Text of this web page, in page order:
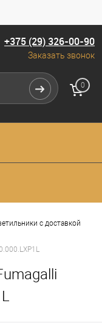
+375 (29) 326-00-90
Заказать звонок
0
с доставкой